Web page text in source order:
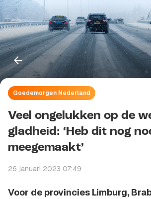
Goedemorgen Nederland
Veel ongelukken op de
gladheid: ‘Heb dit nog
meegemaakt’
26 januari 2023 07:49
Voor de provincies Limburg,